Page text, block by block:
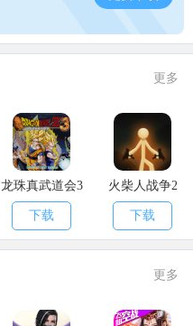
更多
龙珠真武道会3
下载
火柴人战争2
下载
更多